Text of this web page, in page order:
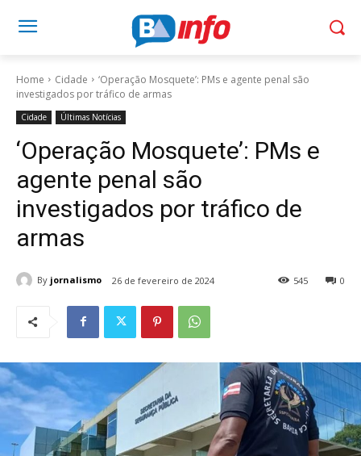
Home Cidade
‘Operação Mosquete’: PMs e agente penal são
investigados por tráfico de armas
Cidade Últimas Notícias
‘Operação Mosquete’: PMs e
agente penal são
investigados por tráfico de
armas
By jornalismo 26 de fevereiro de 2024 0
545